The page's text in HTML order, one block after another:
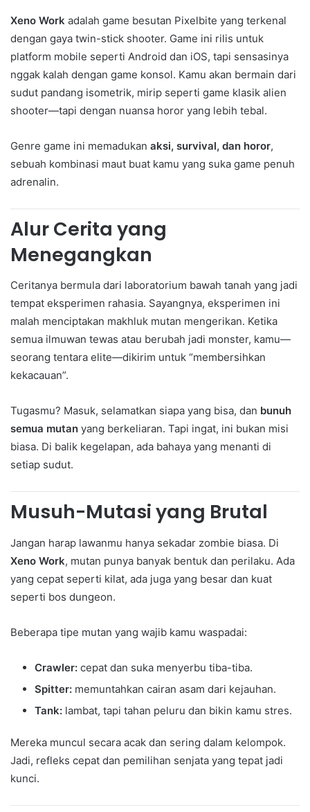
Xeno Work adalah game besutan Pixelbite yang terkenal
dengan gaya twin-stick shooter. Game ini rilis untuk
platform mobile seperti Android dan iOS, tapi sensasinya
nggak kalah dengan game konsol. Kamu akan bermain dari
sudut pandang isometrik, mirip seperti game klasik alien
shooter—tapi dengan nuansa horor yang lebih tebal.
Genre game ini memadukan aksi, survival, dan horor,
sebuah kombinasi maut buat kamu yang suka game penuh
adrenalin.
Alur Cerita yang
Menegangkan
Ceritanya bermula dari laboratorium bawah tanah yang jadi
tempat eksperimen rahasia. Sayangnya, eksperimen ini
malah menciptakan makhluk mutan mengerikan. Ketika
semua ilmuwan tewas atau berubah jadi monster, kamu—
seorang tentara elite—dikirim untuk “membersihkan
kekacauan”.
Tugasmu? Masuk, selamatkan siapa yang bisa, dan bunuh
semua mutan yang berkeliaran. Tapi ingat, ini bukan misi
biasa. Di balik kegelapan, ada bahaya yang menanti di
setiap sudut.
Musuh-Mutasi yang Brutal
Jangan harap lawanmu hanya sekadar zombie biasa. Di
Xeno Work, mutan punya banyak bentuk dan perilaku. Ada
yang cepat seperti kilat, ada juga yang besar dan kuat
seperti bos dungeon.
Beberapa tipe mutan yang wajib kamu waspadai:
Crawler: cepat dan suka menyerbu tiba-tiba.
Spitter: memuntahkan cairan asam dari kejauhan.
Tank: lambat, tapi tahan peluru dan bikin kamu stres.
Mereka muncul secara acak dan sering dalam kelompok.
Jadi, refleks cepat dan pemilihan senjata yang tepat jadi
kunci.